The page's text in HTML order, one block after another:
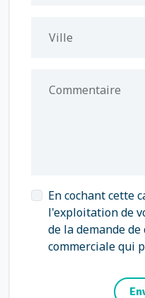
Ville
Commentaire
En cochant cette
l'exploitation de
de la demande
commerciale qui